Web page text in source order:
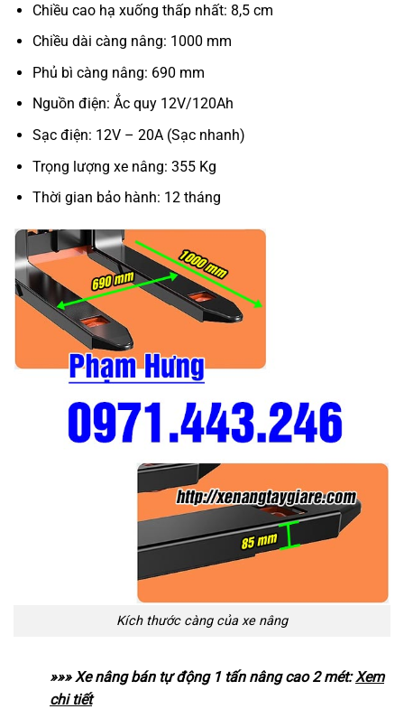
Chiều cao hạ xuống thấp nhất: 8,5 cm
Chiều dài càng nâng: 1000 mm
Phủ bì càng nâng: 690 mm
Nguồn điện: Ắc quy 12V/120Ah
Sạc điện: 12V – 20A (Sạc nhanh)
Trọng lượng xe nâng: 355 Kg
Thời gian bảo hành: 12 tháng
Kích thước càng của xe nâng
»»» Xe nâng bán tự động 1 tấn nâng cao 2 mét:Xem
chi tiết